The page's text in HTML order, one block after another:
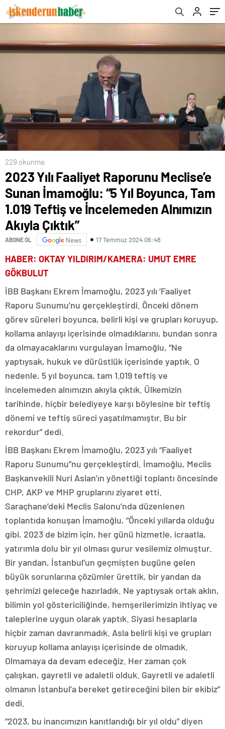
ve İncelemeden Alnımızın Akıyla Çıktık”
229 okunma
2023 Yılı Faaliyet Raporunu Meclise’e
Sunan İmamoğlu: “5 Yıl Boyunca, Tam
1.019 Teftiş ve İncelemeden Alnımızın
Akıyla Çıktık”
ABONE OL News 17 Temmuz 2024 06:48
HABER: OKTAY YILDIRIM/KAMERA: UMUT EMRE
GÖKBULUT
İBB Başkanı Ekrem İmamoğlu, 2023 yılı ‘Faaliyet
Raporu Sunumu’nu gerçekleştirdi. Önceki dönem
görev süreleri boyunca, belirli kişi ve grupları koruyup,
kollama anlayışı içerisinde olmadıklarını, bundan sonra
da olmayacaklarını vurgulayan İmamoğlu, “Ne
yaptıysak, hukuk ve dürüstlük içerisinde yaptık. O
nedenle, 5 yıl boyunca, tam 1.019 teftiş ve
incelemeden alnımızın akıyla çıktık. Ülkemizin
tarihinde, hiçbir belediyeye karşı böylesine bir teftiş
dönemi ve teftiş süreci yaşatılmamıştır. Bu bir
rekordur” dedi.
İBB Başkanı Ekrem İmamoğlu, 2023 yılı “Faaliyet
Raporu Sunumu”nu gerçekleştirdi. İmamoğlu, Meclis
Başkanvekili Nuri Aslan’ın yönettiği toplantı öncesinde
CHP, AKP ve MHP gruplarını ziyaret etti.
Saraçhane’deki Meclis Salonu’nda düzenlenen
toplantıda konuşan İmamoğlu, “Önceki yıllarda olduğu
gibi, 2023 de bizim için, her günü hizmetle, icraatla,
yatırımla dolu bir yıl olması gurur vesilemiz olmuştur.
Bir yandan, İstanbul’un geçmişten bugüne gelen
büyük sorunlarına çözümler ürettik, bir yandan da
şehrimizi geleceğe hazırladık. Ne yaptıysak ortak aklın,
bilimin yol göstericiliğinde, hemşerilerimizin ihtiyaç ve
taleplerine uygun olarak yaptık. Siyasi hesaplarla
hiçbir zaman davranmadık. Asla belirli kişi ve grupları
koruyup kollama anlayışı içerisinde de olmadık.
Olmamaya da devam edeceğiz. Her zaman çok
çalışkan, gayretli ve adaletli olduk. Gayretli ve adaletli
olmanın İstanbul’a bereket getireceğini bilen bir ekibiz”
dedi.
“2023, bu inancımızın kanıtlandığı bir yıl oldu” diyen